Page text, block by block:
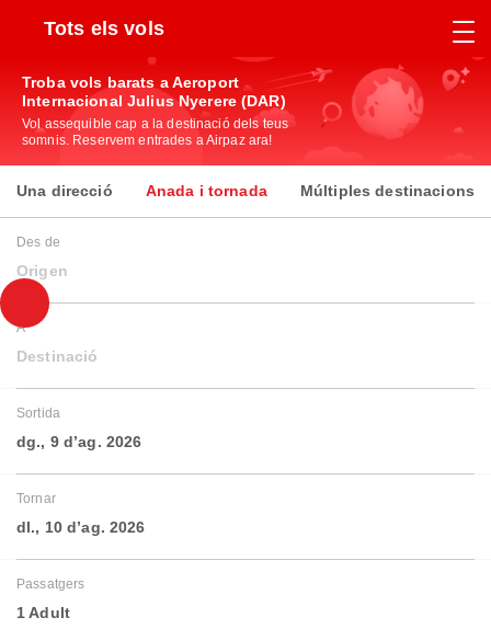
Tots els vols
Troba vols barats a Aeroport
Internacional Julius Nyerere (DAR)
Vol assequible cap a la destinació dels teus
somnis. Reservem entrades a Airpaz ara!
Una direcció Anada i tornada Múltiples destinacions
Des de
Origen
A
Destinació
Sortida
dg., 9 d’ag. 2026
Tornar
dl., 10 d’ag. 2026
Passatgers
1 Adult